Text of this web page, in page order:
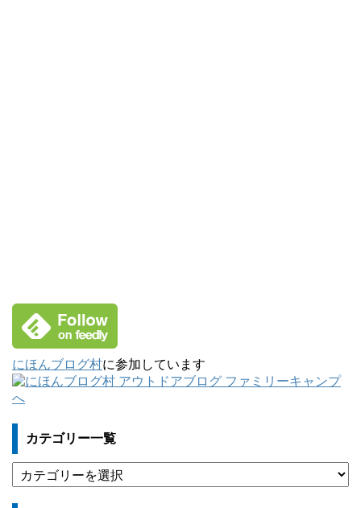
にほんブログ村に参加しています
カテゴリー一覧
テ
ゴ